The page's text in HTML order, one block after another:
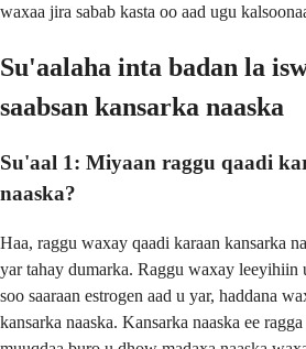
waxaa jira sabab kasta oo aad ugu
Su'aalaha inta badan la
saabsan kansarka naaska
Su'aal 1: Miyaan raggu qaadi
naaska?
Haa, raggu waxay qaadi karaan kansarka
yar tahay dumarka. Raggu waxay leeyihiin
soo saaraan estrogen aad u yar, haddana
kansarka naaska. Kansarka naaska ee